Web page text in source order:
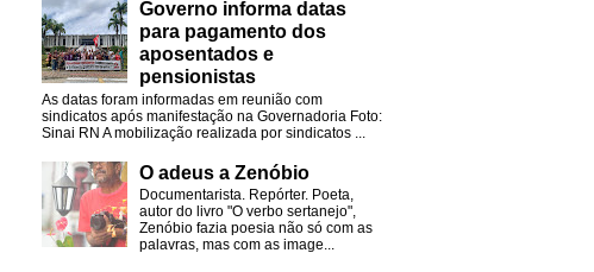
Governo informa datas
para pagamento dos
aposentados e
pensionistas
As datas foram informadas em reunião com
sindicatos após manifestação na Governadoria Foto:
Sinai RN A mobilização realizada por sindicatos ...
O adeus a Zenóbio
Documentarista. Repórter. Poeta,
autor do livro "O verbo sertanejo",
Zenóbio fazia poesia não só com as
palavras, mas com as image...